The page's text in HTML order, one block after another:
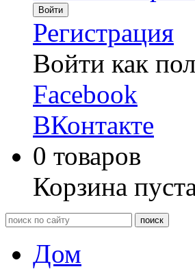
Войти
Регистрация
Войти как
Facebook
ВКонтакте
0 товаров
Корзина
Дом